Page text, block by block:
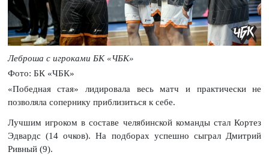
Леброша с игроками БК «ЧБК»
Фото: БК «ЧБК»
«Победная стая» лидировала весь матч и практически не
позволяла сопернику приблизиться к себе.
Лучшим игроком в составе челябинской команды стал Кортез
Эдвардс (14 очков). На подборах успешно сыграл Дмитрий
Ривный (9).